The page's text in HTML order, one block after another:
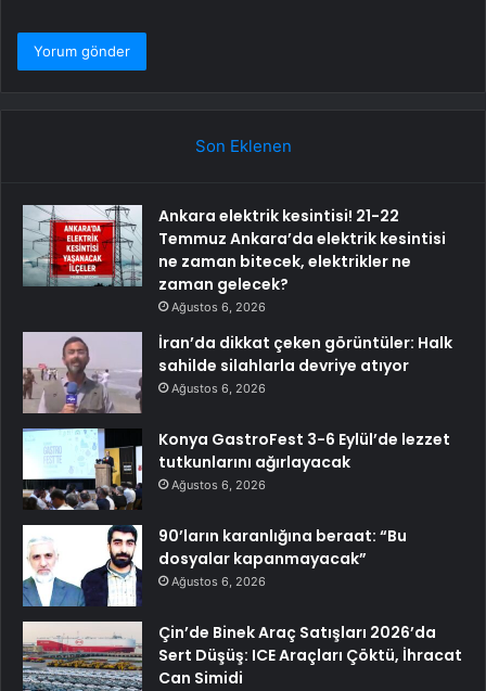
Son Eklenen
Ankara elektrik kesintisi! 21-22
Temmuz Ankara’da elektrik kesintisi
ne zaman bitecek, elektrikler ne
zaman gelecek?
Ağustos 6, 2026
İran’da dikkat çeken görüntüler: Halk
sahilde silahlarla devriye atıyor
Ağustos 6, 2026
Konya GastroFest 3-6 Eylül’de lezzet
tutkunlarını ağırlayacak
Ağustos 6, 2026
90’ların karanlığına beraat: “Bu
dosyalar kapanmayacak”
Ağustos 6, 2026
Çin’de Binek Araç Satışları 2026’da
Sert Düşüş: ICE Araçları Çöktü, İhracat
Can Simidi